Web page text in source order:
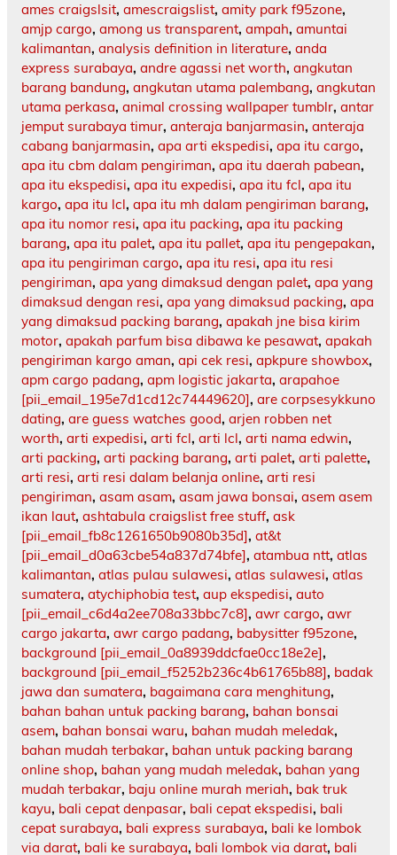
ames craigslsit, amescraigslist, amity park f95zone,
amjp cargo, among us transparent, ampah, amuntai
kalimantan, analysis definition in literature, anda
express surabaya, andre agassi net worth, angkutan
barang bandung, angkutan utama palembang, angkutan
utama perkasa, animal crossing wallpaper tumblr, antar
jemput surabaya timur, anteraja banjarmasin, anteraja
cabang banjarmasin, apa arti ekspedisi, apa itu cargo,
apa itu cbm dalam pengiriman, apa itu daerah pabean,
apa itu ekspedisi, apa itu expedisi, apa itu fcl, apa itu
kargo, apa itu lcl, apa itu mh dalam pengiriman barang,
apa itu nomor resi, apa itu packing, apa itu packing
barang, apa itu palet, apa itu pallet, apa itu pengepakan,
apa itu pengiriman cargo, apa itu resi, apa itu resi
pengiriman, apa yang dimaksud dengan palet, apa yang
dimaksud dengan resi, apa yang dimaksud packing, apa
yang dimaksud packing barang, apakah jne bisa kirim
motor, apakah parfum bisa dibawa ke pesawat, apakah
pengiriman kargo aman, api cek resi, apkpure showbox,
apm cargo padang, apm logistic jakarta, arapahoe
[pii_email_195e7d1cd12c74449620], are corpsesykkuno
dating, are guess watches good, arjen robben net
worth, arti expedisi, arti fcl, arti lcl, arti nama edwin,
arti packing, arti packing barang, arti palet, arti palette,
arti resi, arti resi dalam belanja online, arti resi
pengiriman, asam asam, asam jawa bonsai, asem asem
ikan laut, ashtabula craigslist free stuff, ask
[pii_email_fb8c1261650b9080b35d], at&t
[pii_email_d0a63cbe54a837d74bfe], atambua ntt, atlas
kalimantan, atlas pulau sulawesi, atlas sulawesi, atlas
sumatera, atychiphobia test, aup ekspedisi, auto
[pii_email_c6d4a2ee708a33bbc7c8], awr cargo, awr
cargo jakarta, awr cargo padang, babysitter f95zone,
background [pii_email_0a8939ddcfae0cc18e2e],
background [pii_email_f5252b236c4b61765b88], badak
jawa dan sumatera, bagaimana cara menghitung,
bahan bahan untuk packing barang, bahan bonsai
asem, bahan bonsai waru, bahan mudah meledak,
bahan mudah terbakar, bahan untuk packing barang
online shop, bahan yang mudah meledak, bahan yang
mudah terbakar, baju online murah meriah, bak truk
kayu, bali cepat denpasar, bali cepat ekspedisi, bali
cepat surabaya, bali express surabaya, bali ke lombok
via darat, bali ke surabaya, bali lombok via darat, bali